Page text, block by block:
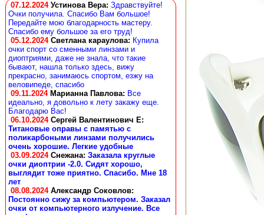
07.12.2024 Устинова Вера: Здравствуйте!
Очки получила. Спасибо Вам большое!
Передайте мою благодарность мастеру.
Спасибо ему большое за его труд!
05.12.2024 Светлана караулова: Купила
очки спорт со сменными линзами и
диоптриями, даже не знала, что такие
бывают, нашла только здесь, вижу
прекрасно, занимаюсь спортом, езжу на
веловипеде, спасибо
09.11.2024 Марианна Павлова: Все
идеально, я довольно к лету закажу еще.
Благодарю Вас!
06.10.2024 Сергей Валентинович Е:
Титановые оправы с памятью с
поликарбоными линзами получились
очень хорошие. Легкие удобные
03.09.2024 Снежана: Заказала круглые
очки диоптрии -2.0. Сидят хорошо,
выглядит тоже приятно. Спасибо. Мне 18
лет
08.08.2024 Александр Соковлов:
Постоянно сижу за компьютером. Заказал
очки от компьютерного излучение. Все